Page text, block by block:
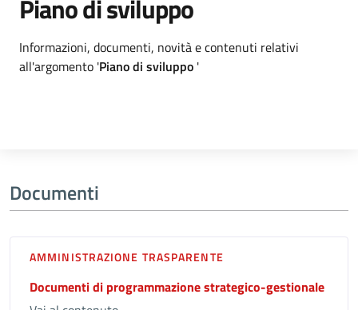
Piano di sviluppo
Dettagli argomento
Informazioni, documenti, novità e contenuti relativi
all'argomento 'Piano di sviluppo '
Documenti
AMMINISTRAZIONE TRASPARENTE
Documenti di programmazione strategico-gestionale